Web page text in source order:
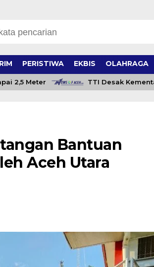
PERISTIWA EKBIS OLAHRAGA
Meter TTI Desak Kementan
Bantuan
Aceh Utara